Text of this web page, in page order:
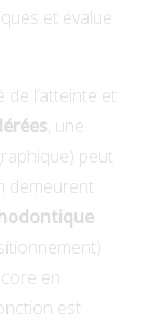
et évalue
l’atteinte et
, une
peut
demeurent
en
est